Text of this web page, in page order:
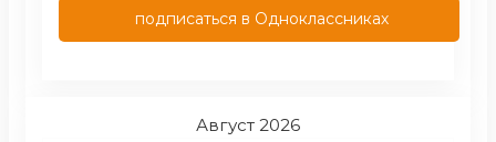
подписаться в Одноклассниках
Август 2026